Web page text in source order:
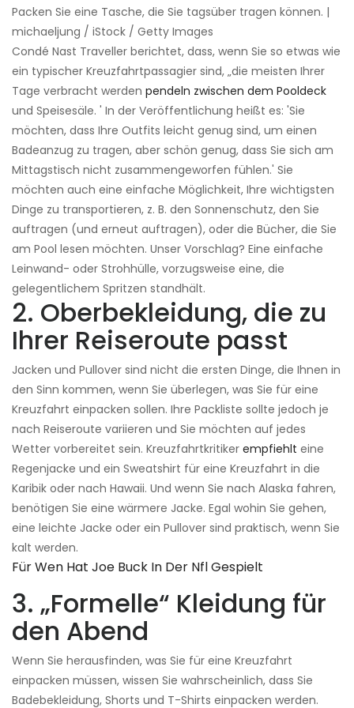
Packen Sie eine Tasche, die Sie tagsüber tragen können. |
michaeljung / iStock / Getty Images
Condé Nast Traveller berichtet, dass, wenn Sie so etwas wie
ein typischer Kreuzfahrtpassagier sind, „die meisten Ihrer
Tage verbracht werden pendeln zwischen dem Pooldeck
und Speisesäle. ' In der Veröffentlichung heißt es: 'Sie
möchten, dass Ihre Outfits leicht genug sind, um einen
Badeanzug zu tragen, aber schön genug, dass Sie sich am
Mittagstisch nicht zusammengeworfen fühlen.' Sie
möchten auch eine einfache Möglichkeit, Ihre wichtigsten
Dinge zu transportieren, z. B. den Sonnenschutz, den Sie
auftragen (und erneut auftragen), oder die Bücher, die Sie
am Pool lesen möchten. Unser Vorschlag? Eine einfache
Leinwand- oder Strohhülle, vorzugsweise eine, die
gelegentlichem Spritzen standhält.
2. Oberbekleidung, die zu
Ihrer Reiseroute passt
Jacken und Pullover sind nicht die ersten Dinge, die Ihnen in
den Sinn kommen, wenn Sie überlegen, was Sie für eine
Kreuzfahrt einpacken sollen. Ihre Packliste sollte jedoch je
nach Reiseroute variieren und Sie möchten auf jedes
Wetter vorbereitet sein. Kreuzfahrtkritiker empfiehlt eine
Regenjacke und ein Sweatshirt für eine Kreuzfahrt in die
Karibik oder nach Hawaii. Und wenn Sie nach Alaska fahren,
benötigen Sie eine wärmere Jacke. Egal wohin Sie gehen,
eine leichte Jacke oder ein Pullover sind praktisch, wenn Sie
kalt werden.
Für Wen Hat Joe Buck In Der Nfl Gespielt
3. „Formelle“ Kleidung für
den Abend
Wenn Sie herausfinden, was Sie für eine Kreuzfahrt
einpacken müssen, wissen Sie wahrscheinlich, dass Sie
Badebekleidung, Shorts und T-Shirts einpacken werden.